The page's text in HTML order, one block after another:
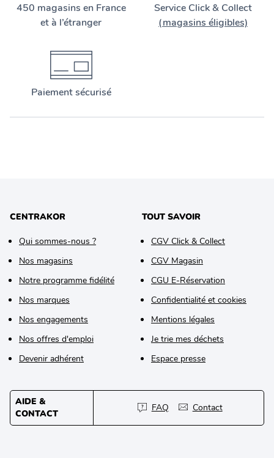
450 magasins en France
et à l’étranger
Service Click & Collect
(magasins éligibles)
Paiement sécurisé
CENTRAKOR
Qui sommes-nous ?
Nos magasins
Notre programme fidélité
Nos marques
Nos engagements
Nos offres d'emploi
Devenir adhérent
TOUT SAVOIR
CGV Click & Collect
CGV Magasin
CGU E-Réservation
Confidentialité et cookies
Mentions légales
Je trie mes déchets
Espace presse
AIDE &
CONTACT
FAQ Contact